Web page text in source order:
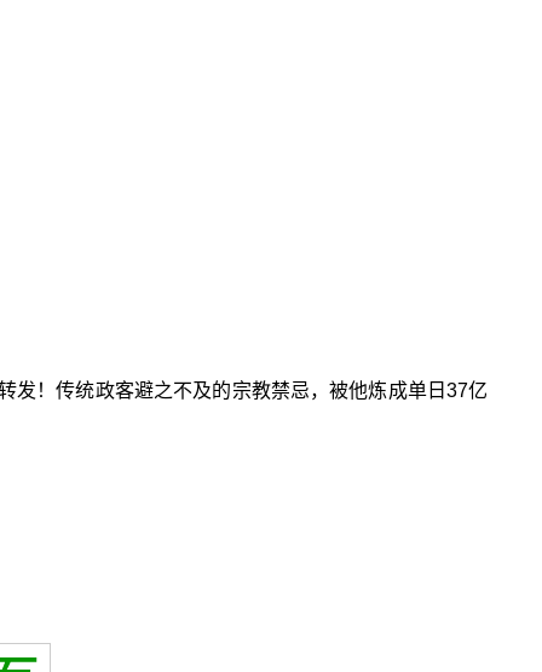
发！传统政客避之不及的宗教禁忌，被他炼成单日37亿